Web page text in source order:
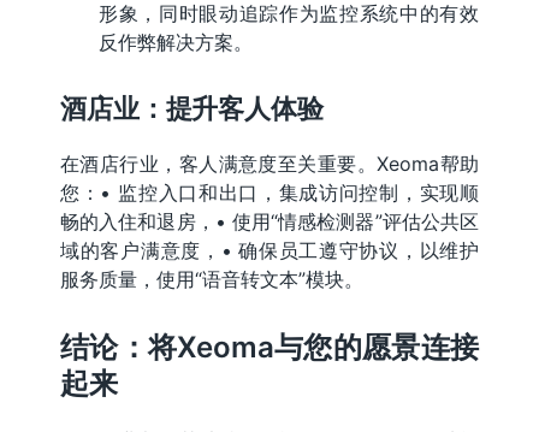
形象，同时眼动追踪作为监控系统中的有效
反作弊解决方案。
酒店业：提升客人体验
在酒店行业，客人满意度至关重要。Xeoma帮助
您：• 监控入口和出口，集成访问控制，实现顺
畅的入住和退房，• 使用“情感检测器”评估公共区
域的客户满意度，• 确保员工遵守协议，以维护
服务质量，使用“语音转文本”模块。
结论：将Xeoma与您的愿景连接
起来